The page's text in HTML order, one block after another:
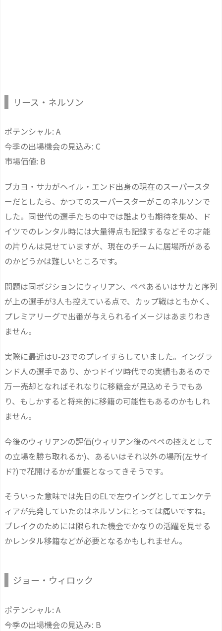
リース・ネルソン
ポテンシャル: A
今季の出場機会の見込み: C
市場価値: B
ブカヨ・サカがヘイル・エンド出身の現在のスーパースタ
ーだとしたら、かつてのスーパースターがこのネルソンで
した。同世代の選手たちの中では誰よりも期待を集め、ド
イツでのレンタル時には大量得点も記録するなどその才能
の片りんは見せていますが、現在のチームに居場所がある
のかどうかは難しいところです。
問題は同ポジションにウィリアン、ペペあるいはサカと序列
が上の選手が3人も控えている点で、カップ戦はともかく、
プレミアリーグで出番が与えられるイメージはあまりわき
ません。
実際に最近はU-23でのプレイすらしていました。イングラ
ンド人の選手であり、かつドイツ時代での実績もあるので
万一売却となればそれなりに移籍金が見込めそうでもあ
り、もしかすると将来的に移籍の可能性もあるのかもしれ
ません。
今後のウィリアンの評価(ウィリアン後のペペの控えとして
の立場を勝ち取れるか)、あるいはそれ以外の場所(左サイ
ド?)で花開けるかが重要となってきそうです。
そういった意味では先日のELで左ウイングとしてエンケテ
ィアが先発していたのはネルソンにとっては痛いですね。
ブレイクのためには限られた機会でかなりの活躍を見せる
かレンタル移籍などが必要となるかもしれません。
ジョー・ウィロック
ポテンシャル: A
今季の出場機会の見込み: B